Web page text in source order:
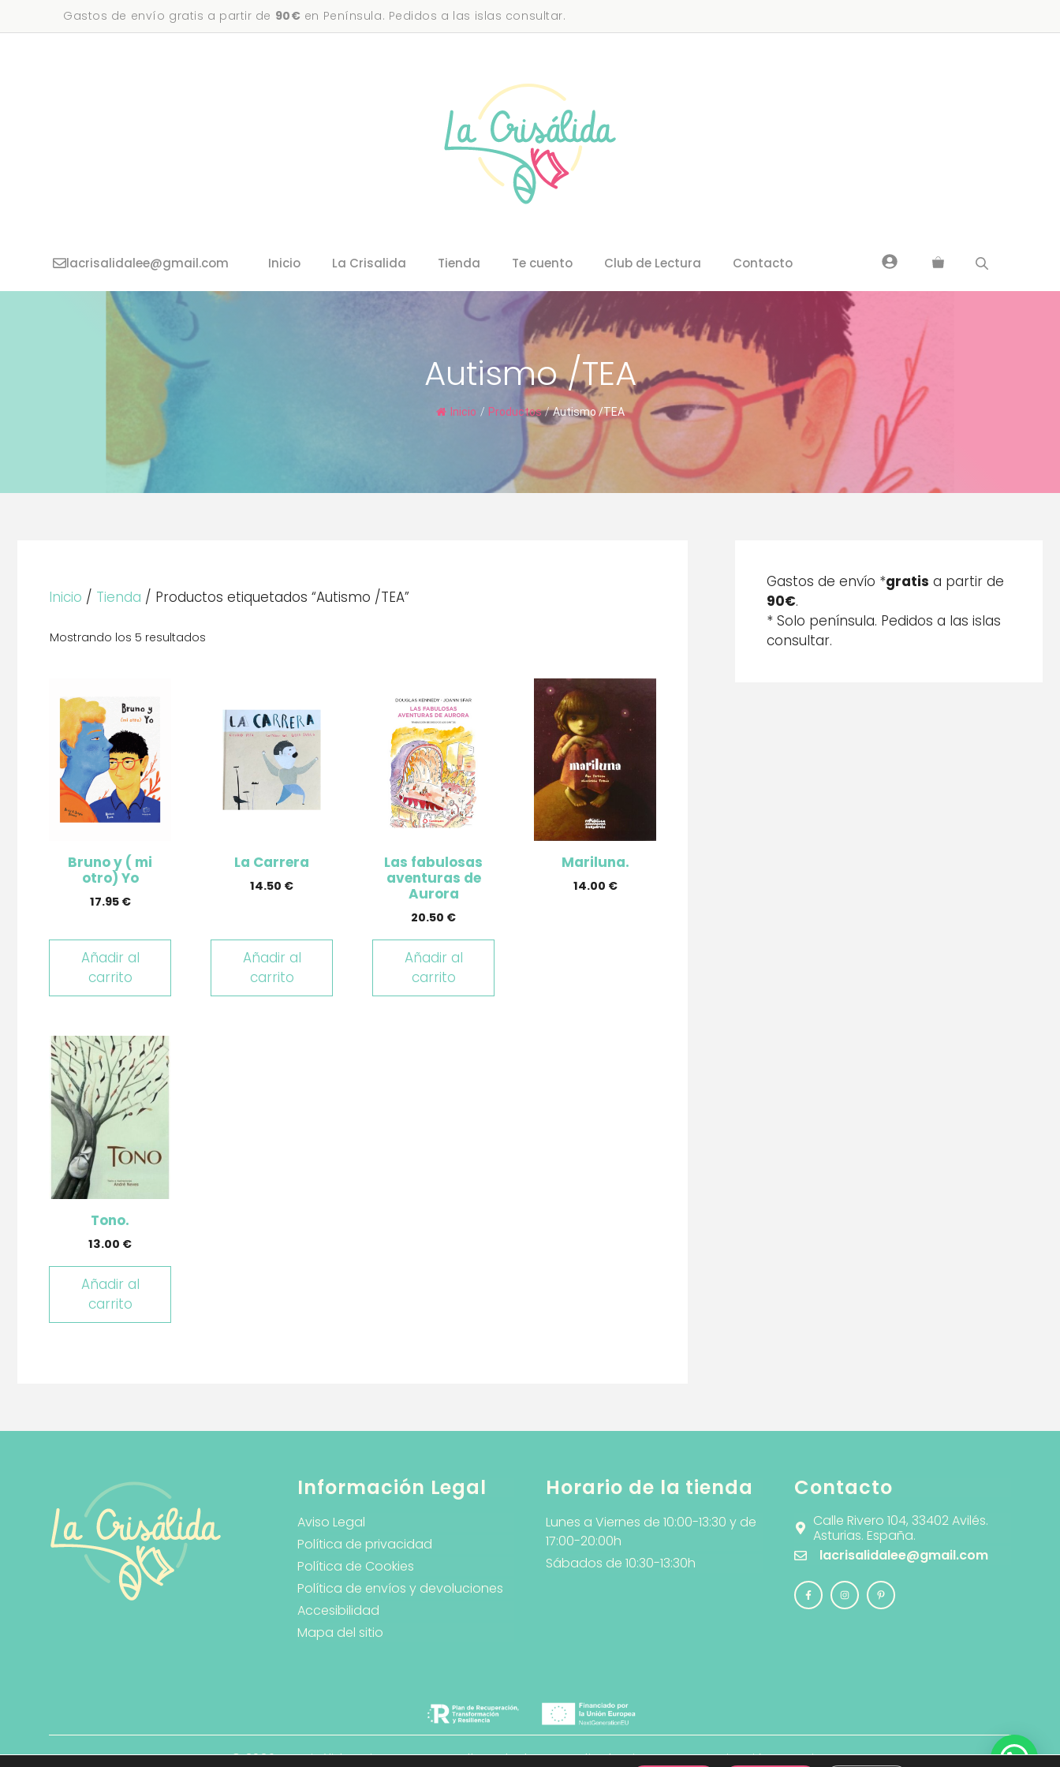
al
Gastos de envío gratis a partir de 90€ en Península. Pedidos a las islas consultar.
Inicio La Crisalida Tienda Te cuento Club de Lectura Contacto
lacrisalidalee@gmail.com
Autismo /TEA
Inicio / Productos / Autismo /TEA
Inicio / Tienda / Productos etiquetados “Autismo /TEA”
Mostrando los 5 resultados
Bruno y ( mi
otro) Yo
17.95 €
Añadir al
carrito
La Carrera
14.50 €
Añadir al
carrito
Las fabulosas
aventuras de
Aurora
20.50 €
Añadir al
carrito
Mariluna.
14.00 €
Tono.
13.00 €
Añadir al
carrito
Gastos de envío *gratis a partir de
90€.
* Solo península. Pedidos a las islas
consultar.
Información Legal
Aviso Legal
Política de privacidad
Política de Cookies
Política de envíos y devoluciones
Accesibilidad
Mapa del sitio
Horario de la tienda
Lunes a Viernes de 10:00-13:30 y de
17:00-20:00h
Sábados de 10:30-13:30h
Contacto
Calle Rivero 104, 33402 Avilés.
Asturias. España.
lacrisalidalee@gmail.com
© 2026 La Crisálida · Diseño y Desarrollo WebPlanB Estudio de Diseño y Comunicación Creativa